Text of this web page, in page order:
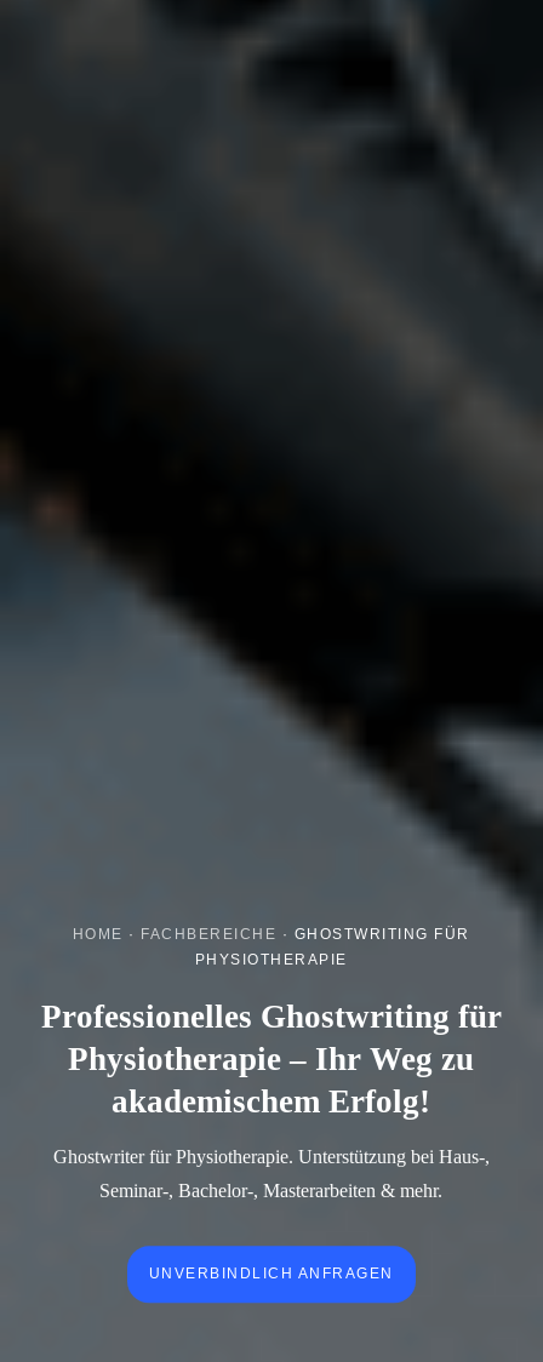
HOME · FACHBEREICHE · GHOSTWRITING FÜR
PHYSIOTHERAPIE
Professionelles Ghostwriting für
Physiotherapie – Ihr Weg zu
akademischem Erfolg!
Ghostwriter für Physiotherapie. Unterstützung bei Haus-,
Seminar-, Bachelor-, Masterarbeiten & mehr.
UNVERBINDLICH ANFRAGEN